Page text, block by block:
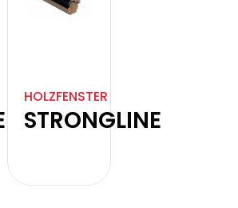
HOLZFENSTER
STRONGLINE